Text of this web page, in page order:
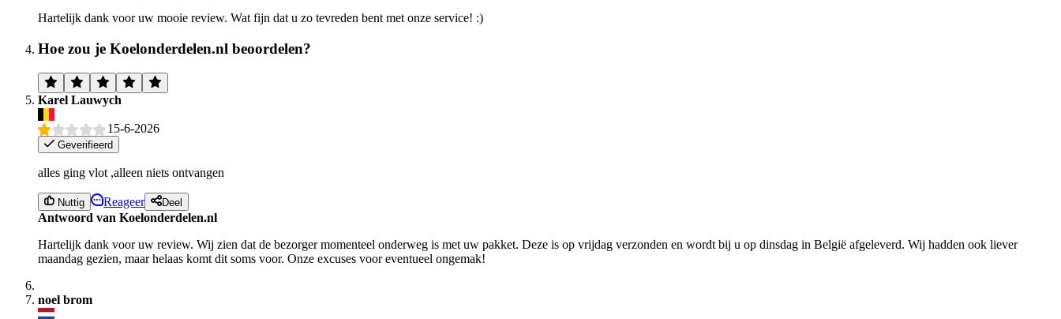
Hartelijk dank voor uw mooie review. Wat fijn dat u zo tevreden bent met onze service! :)
Hoe zou je Koelonderdelen.nl beoordelen?
Karel Lauwych
15-6-2026
Geverifieerd
alles ging vlot ,alleen niets ontvangen
Nuttig Reageer Deel
Antwoord van Koelonderdelen.nl
Hartelijk dank voor uw review. Wij zien dat de bezorger momenteel onderweg is met uw pakket. Deze is op vrijdag verzonden en wordt bij u op dinsdag in België afgeleverd. Wij hadden ook liever
maandag gezien, maar helaas komt dit soms voor. Onze excuses voor eventueel ongemak!
noel brom